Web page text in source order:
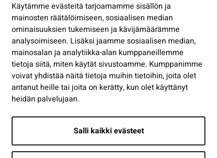
Käytämme evästeitä tarjoamamme sisällön ja
mainosten räätälöimiseen, sosiaalisen median
ominaisuuksien tukemiseen ja kävijämäärämme
analysoimiseen. Lisäksi jaamme sosiaalisen median,
mainosalan ja analytiikka-alan kumppaneillemme
tietoja siitä, miten käytät sivustoamme. Kumppanimme
voivat yhdistää näitä tietoja muihin tietoihin, joita olet
antanut heille tai joita on kerätty, kun olet käyttänyt
heidän palvelujaan.
Salli kaikki evästeet
Työ ja yrittäminen
Osallistu ja asioi
Näytä omat evästeasetukseni
Seuraa meitä